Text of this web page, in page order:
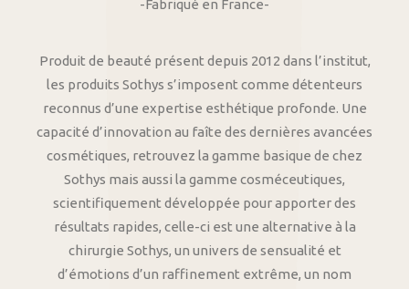
-Fabriqué en France-
Produit de beauté présent depuis 2012 dans l’institut,
les produits Sothys s’imposent comme détenteurs
reconnus d’une expertise esthétique profonde. Une
capacité d’innovation au faîte des dernières avancées
cosmétiques, retrouvez la gamme basique de chez
Sothys mais aussi la gamme cosméceutiques,
scientifiquement développée pour apporter des
résultats rapides, celle-ci est une alternative à la
chirurgie Sothys, un univers de sensualité et
d’émotions d’un raffinement extrême, un nom